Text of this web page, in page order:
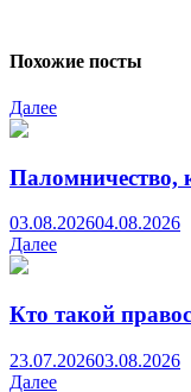
Похожие посты
Далее
Паломничество,
03.08.202604.08.2026
Далее
Кто такой
23.07.202603.08.2026
Далее